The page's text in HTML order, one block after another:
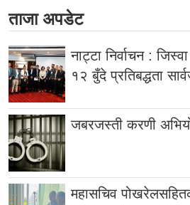
ताजा अपडेट
नाट्टा निर्वाचन :
१२ बुँदे प्रतिबद्धता
जबरजस्ती करणी
महासचिव